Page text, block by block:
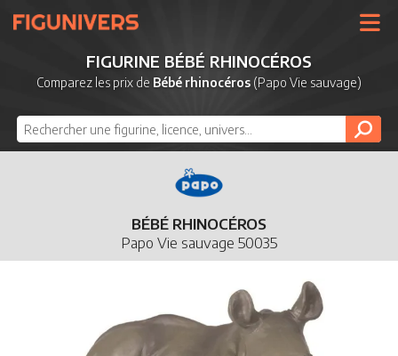
UNIVERS
LICENCES
NOUVEAUTÉS
DERNIERS AJOUTS
FIGURINE BÉBÉ RHINOCÉROS
Comparez les prix de Bébé rhinocéros (Papo Vie sauvage)
BÉBÉ RHINOCÉROS
Papo Vie sauvage 50035